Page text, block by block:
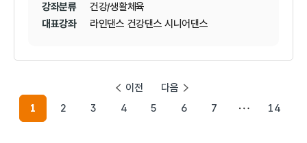
강좌분류
건강/생활체육
대표강좌
라인댄스 건강댄스 시니어댄스
이전
1
2 3 4 5 6 7 14
다음